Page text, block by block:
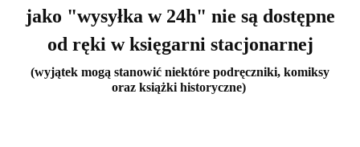
jako "wysyłka w 24h" nie są dostępne
od ręki w księgarni stacjonarnej
(wyjątek mogą stanowić niektóre podręczniki, komiksy
oraz książki historyczne)